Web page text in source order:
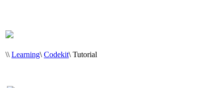
\\ Learning\ Codekit\ Tutorial